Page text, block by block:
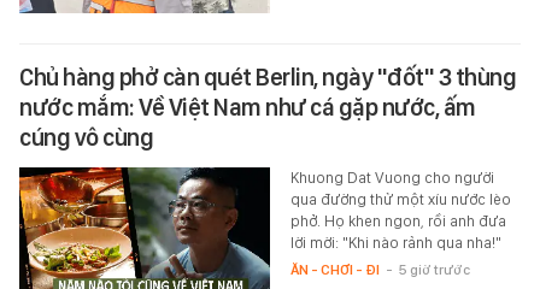
Chủ hàng phở càn quét Berlin, ngày "đốt" 3 thùng
nước mắm: Về Việt Nam như cá gặp nước, ấm
cúng vô cùng
Khuong Dat Vuong cho người
qua đường thử một xíu nước lèo
phở. Họ khen ngon, rồi anh đưa
lời mời: "Khi nào rảnh qua nha!"
ĂN - CHƠI - ĐI - 5 giờ trước